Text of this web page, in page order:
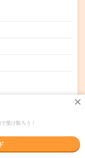
ためのコーティング剤
不要
でもOK！履歴書不要
受け取ろう！